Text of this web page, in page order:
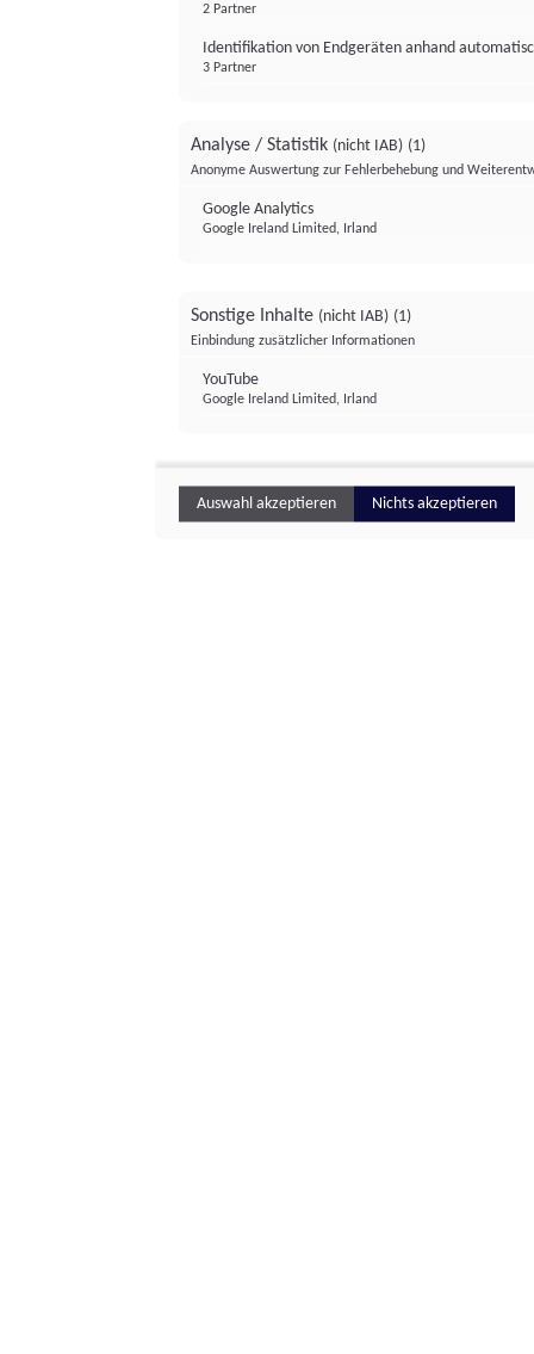
2 Partner
Identifikation von Endgeräten anhand
3 Partner
Analyse / Statistik (nicht IAB) (1)
Anonyme Auswertung zur Fehlerbehebung und
Google Analytics
Google Ireland Limited, Irland
Sonstige Inhalte (nicht IAB) (1)
Einbindung zusätzlicher Informationen
YouTube
Google Ireland Limited, Irland
Auswahl akzeptieren Nichts akzeptieren